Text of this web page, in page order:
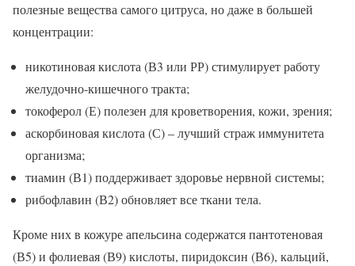
полезные вещества самого цитруса, но даже в большей
концентрации:
никотиновая кислота (В3 или РР) стимулирует работу
желудочно-кишечного тракта;
токоферол (Е) полезен для кроветворения, кожи, зрения;
аскорбиновая кислота (С) – лучший страж иммунитета
организма;
тиамин (В1) поддерживает здоровье нервной системы;
рибофлавин (В2) обновляет все ткани тела.
Кроме них в кожуре апельсина содержатся пантотеновая
(В5) и фолиевая (В9) кислоты, пиридоксин (В6), кальций,